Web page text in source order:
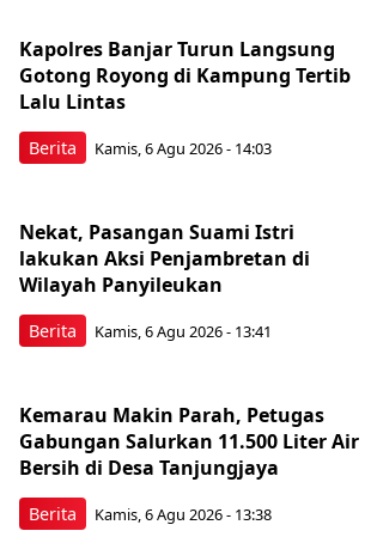
Berita
Kapolres Banjar Turun Langsung
Gotong Royong di Kampung Tertib
Lalu Lintas
Kamis, 6 Agu 2026 - 14:03
Berita
Nekat, Pasangan Suami Istri
lakukan Aksi Penjambretan di
Wilayah Panyileukan
Kamis, 6 Agu 2026 - 13:41
Berita
Kemarau Makin Parah, Petugas
Gabungan Salurkan 11.500 Liter Air
Bersih di Desa Tanjungjaya
Kamis, 6 Agu 2026 - 13:38